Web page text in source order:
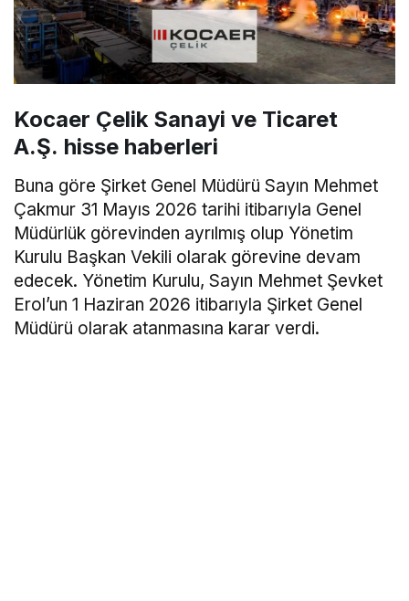
Kocaer Çelik Sanayi ve Ticaret
A.Ş. hisse haberleri
Buna göre Şirket Genel Müdürü Sayın Mehmet
Çakmur 31 Mayıs 2026 tarihi itibarıyla Genel
Müdürlük görevinden ayrılmış olup Yönetim
Kurulu Başkan Vekili olarak görevine devam
edecek. Yönetim Kurulu, Sayın Mehmet Şevket
Erol’un 1 Haziran 2026 itibarıyla Şirket Genel
Müdürü olarak atanmasına karar verdi.